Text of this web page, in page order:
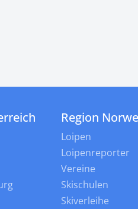
Region
Loipen
Loipenreporter
Vereine
Skischulen
Skiverleihe